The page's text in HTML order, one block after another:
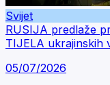
Svijet
RUSIJA predlaže
TIJELA ukrajinskih
05/07/2026